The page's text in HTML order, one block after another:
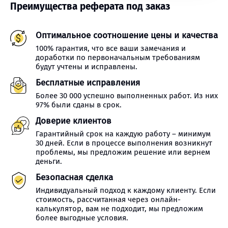
Преимущества реферата под заказ
Оптимальное соотношение цены и качества
100% гарантия, что все ваши замечания и
доработки по первоначальным требованиям
будут учтены и исправлены.
Бесплатные исправления
Более 30 000 успешно выполненных работ. Из них
97% были сданы в срок.
Доверие клиентов
Гарантийный срок на каждую работу – минимум
30 дней. Если в процессе выполнения возникнут
проблемы, мы предложим решение или вернем
деньги.
Безопасная сделка
Индивидуальный подход к каждому клиенту. Если
стоимость, рассчитанная через онлайн-
калькулятор, вам не подходит, мы предложим
более выгодные условия.